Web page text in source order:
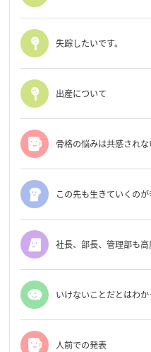
失踪したいです。
出産について
骨格の悩みは共感されな
この先も生きていくの
社長、部長、管理部も高
いけないことだとはわ
人前での発表